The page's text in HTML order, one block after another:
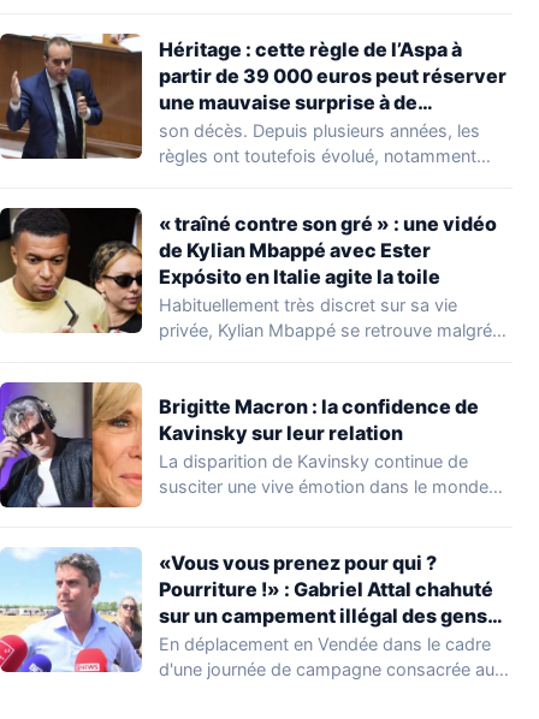
Héritage : cette règle de l’Aspa à
partir de 39 000 euros peut réserver
une mauvaise surprise à de
nombreuses familles
son décès. Depuis plusieurs années, les
règles ont toutefois évolué, notamment
« traîné contre son gré » : une vidéo
de Kylian Mbappé avec Ester
Expósito en Italie agite la toile
Habituellement très discret sur sa vie
privée, Kylian Mbappé se retrouve malgré
Brigitte Macron : la confidence de
Kavinsky sur leur relation
La disparition de Kavinsky continue de
susciter une vive émotion dans le monde
«Vous vous prenez pour qui ?
Pourriture !» : Gabriel Attal chahuté
sur un campement illégal des gens
du voyage
En déplacement en Vendée dans le cadre
d'une journée de campagne consacrée aux